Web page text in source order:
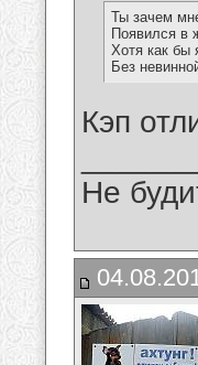
Ты зачем
Появился в
Хотя как бы
Без
Кэп
Не